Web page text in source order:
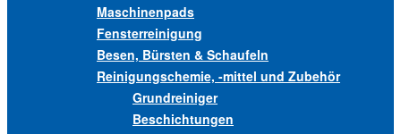
Maschinenpads
Fensterreinigung
Besen, Bürsten & Schaufeln
Reinigungschemie, -mittel und Zubehör
Grundreiniger
Beschichtungen